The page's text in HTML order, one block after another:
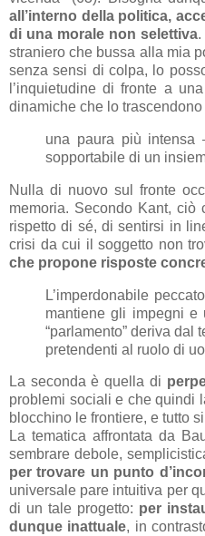
all’interno della politica,
di una morale non selettiva.
straniero che bussa alla mia
senza sensi di colpa, lo
l’inquietudine di fronte a
dinamiche che lo
una paura più intensa
sopportabile di un
Nulla di nuovo sul fronte
memoria. Secondo Kant, ciò
rispetto di sé, di sentirsi in
crisi da cui il soggetto non
che propone risposte
L’imperdonabile
mantiene gli impegni e
“parlamento” deriva dal
pretendenti al ruolo di
La seconda è quella di
problemi sociali e che quindi
blocchino le frontiere, e tutto
La tematica affrontata da
sembrare debole,
per trovare un punto
universale pare intuitiva per
di un tale progetto: per
dunque inattuale, in